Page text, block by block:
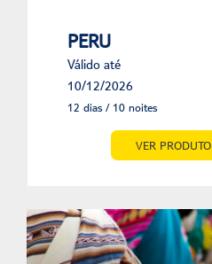
PERU
Válido até
10/12/2026
12 dias / 10 noites
VER PRODUTO